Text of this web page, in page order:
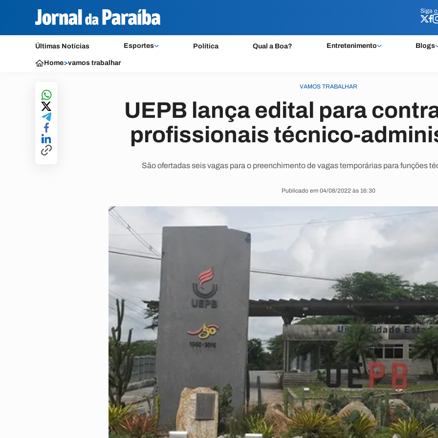
Siga
Últimas Notícias Esportes Política Qual a Boa? Entretenimento Blogs
Siga
Home>vamos trabalhar
VAMOS TRABALHAR
UEPB lança edital para
profissionais técnico-
São ofertadas seis vagas para o preenchimento de vagas temporárias para funções
Publicado em 04/08/2022 às 16:30